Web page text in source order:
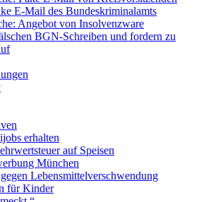
E-Mail des Bundeskriminalamts
Angebot von Insolvenzware
BGN-Schreiben und fordern zu
erhalten
auf Speisen
München
Lebensmittelverschwendung
für Kinder